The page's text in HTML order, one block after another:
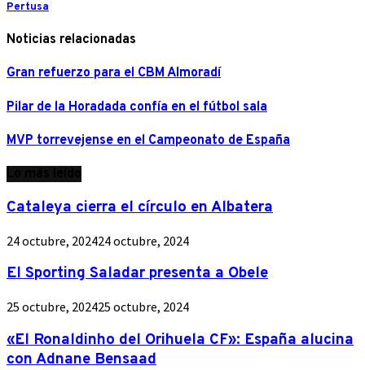
Pertusa
Noticias relacionadas
Gran refuerzo para el CBM Almoradí
Pilar de la Horadada confía en el fútbol sala
MVP torrevejense en el Campeonato de España
Cataleya cierra el círculo en Albatera
24 octubre, 202424 octubre, 2024
El Sporting Saladar presenta a Obele
25 octubre, 202425 octubre, 2024
«El Ronaldinho del Orihuela CF»: España alucina
con Adnane Bensaad